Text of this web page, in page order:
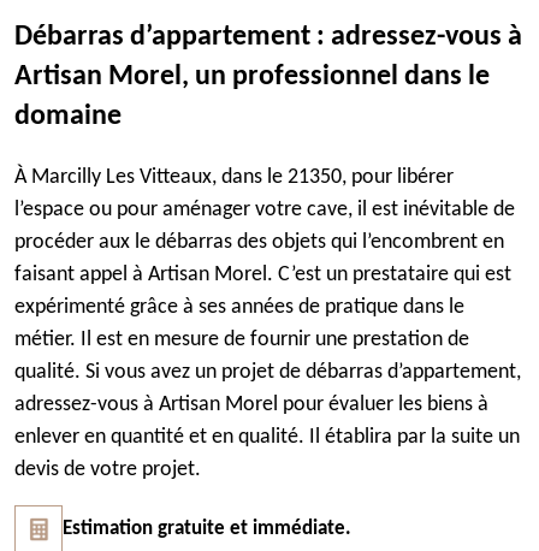
Débarras d’appartement : adressez-vous à
Artisan Morel, un professionnel dans le
domaine
À Marcilly Les Vitteaux, dans le 21350, pour libérer
l’espace ou pour aménager votre cave, il est inévitable de
procéder aux le débarras des objets qui l’encombrent en
faisant appel à Artisan Morel. C’est un prestataire qui est
expérimenté grâce à ses années de pratique dans le
métier. Il est en mesure de fournir une prestation de
qualité. Si vous avez un projet de débarras d’appartement,
adressez-vous à Artisan Morel pour évaluer les biens à
enlever en quantité et en qualité. Il établira par la suite un
devis de votre projet.
Estimation gratuite et immédiate.